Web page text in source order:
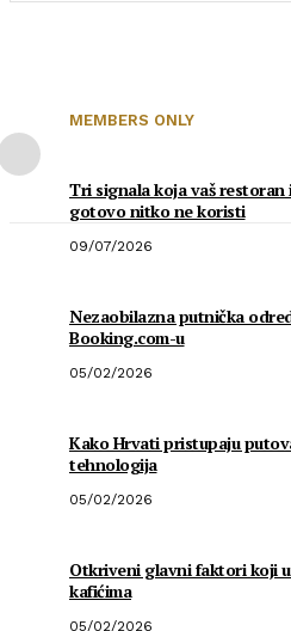
MEMBERS ONLY
Tri signala koja vaš
gotovo nitko ne koristi
09/07/2026
Nezaobilazna putnička
Booking.com-u
05/02/2026
Kako Hrvati pristupaju
tehnologija
05/02/2026
Otkriveni glavni faktori koji
kafićima
05/02/2026